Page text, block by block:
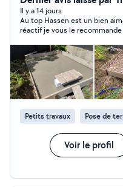
Il y a 14 jours
Au top Hassen est un bien
réactif je vous le
Petits travaux Pose de
Voir le profil